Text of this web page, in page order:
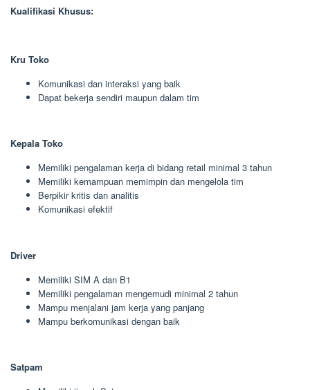
Kualifikasi Khusus:
Kru Toko
Komunikasi dan interaksi yang baik
Dapat bekerja sendiri maupun dalam tim
Kepala Toko
Memiliki pengalaman kerja di bidang retail minimal 3 tahun
Memiliki kemampuan memimpin dan mengelola tim
Berpikir kritis dan analitis
Komunikasi efektif
Driver
Memiliki SIM A dan B1
Memiliki pengalaman mengemudi minimal 2 tahun
Mampu menjalani jam kerja yang panjang
Mampu berkomunikasi dengan baik
Satpam